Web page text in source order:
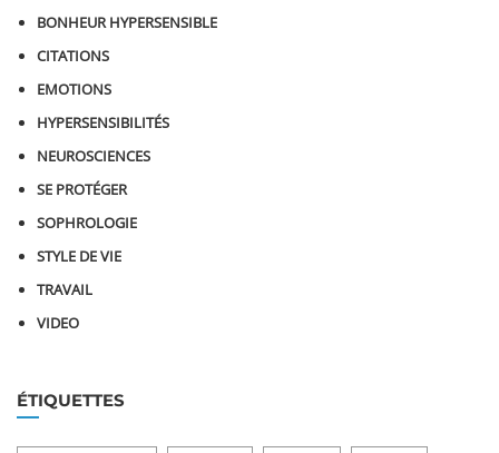
BONHEUR HYPERSENSIBLE
CITATIONS
EMOTIONS
HYPERSENSIBILITÉS
NEUROSCIENCES
SE PROTÉGER
SOPHROLOGIE
STYLE DE VIE
TRAVAIL
VIDEO
ÉTIQUETTES